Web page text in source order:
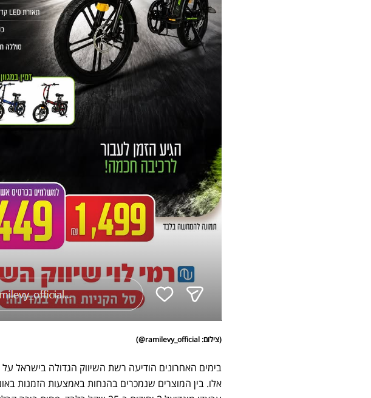
(צילום: ramilevy_official@)
בימים האחרונים הודיעה רשת השיווק הגדולה בישראל על